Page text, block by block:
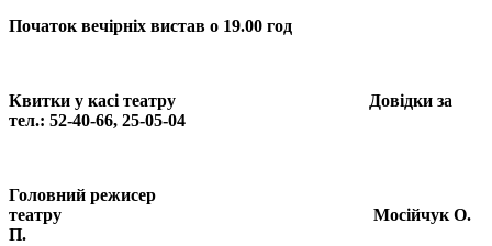
Початок вечірніх вистав о 19.00 год
Квитки у касі театру Довідки за
тел.: 52-40-66, 25-05-04
Головний режисер
театру Мосійчук О.
П.